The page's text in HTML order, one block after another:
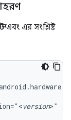
এবং এর সংশ্লিষ্ট
version>"